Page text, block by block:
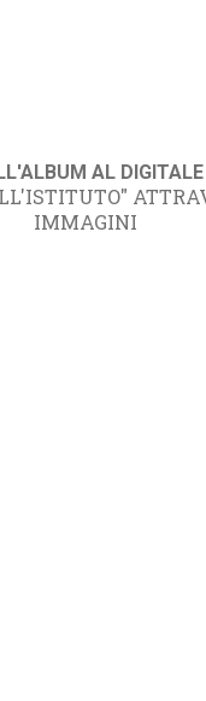
AL DIGITALE
IMMAGINI